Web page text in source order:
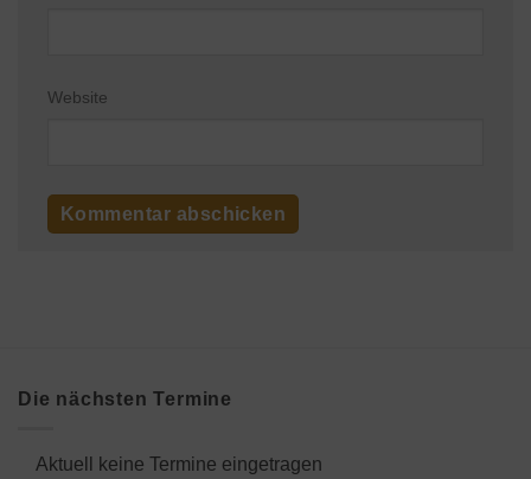
Website
Die nächsten Termine
Aktuell keine Termine eingetragen